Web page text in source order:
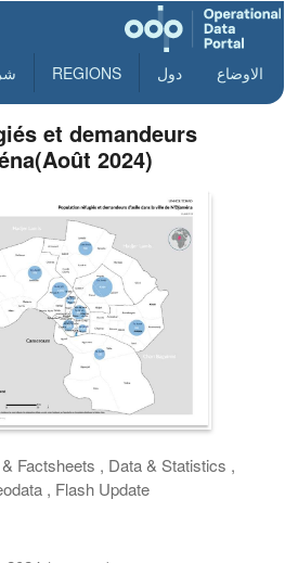
الاوضاع دول REGIONS
et demandeurs
2024)
Factsheets , Data & Statistics ,
, Flash Update